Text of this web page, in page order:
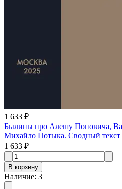
1 633 ₽
Былины про Алешу Поповича,
Михайло Потыка. Сводный текст
1 633 ₽
В корзину
Наличие: 3